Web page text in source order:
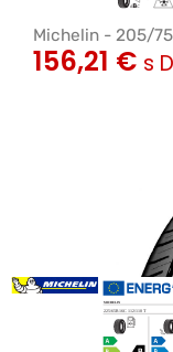
Michelin - 205/75
156,21 € s